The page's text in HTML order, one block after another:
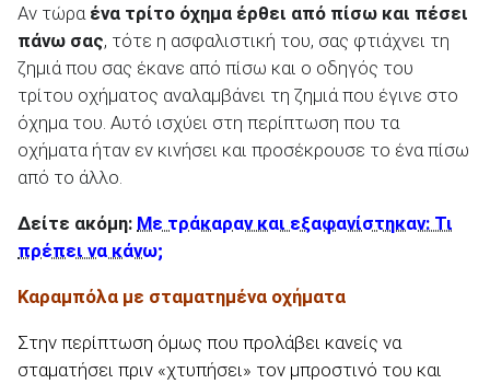
Αν τώρα ένα τρίτο όχημα έρθει από πίσω και πέσει
πάνω σας, τότε η ασφαλιστική του, σας φτιάχνει τη
ζημιά που σας έκανε από πίσω και ο οδηγός του
τρίτου οχήματος αναλαμβάνει τη ζημιά που έγινε στο
όχημα του. Αυτό ισχύει στη περίπτωση που τα
οχήματα ήταν εν κινήσει και προσέκρουσε το ένα πίσω
από το άλλο.
Δείτε ακόμη: Με τράκαραν και εξαφανίστηκαν: Τι
πρέπει να κάνω;
Καραμπόλα με σταματημένα οχήματα
Στην περίπτωση όμως που προλάβει κανείς να
σταματήσει πριν «χτυπήσει» τον μπροστινό του και